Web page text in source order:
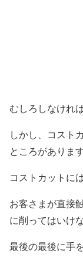
むしろしなけれ
しかし、コスト
ところがあります
コストカットに
お客さまが直接
に削ってはいけ
最後の最後に手